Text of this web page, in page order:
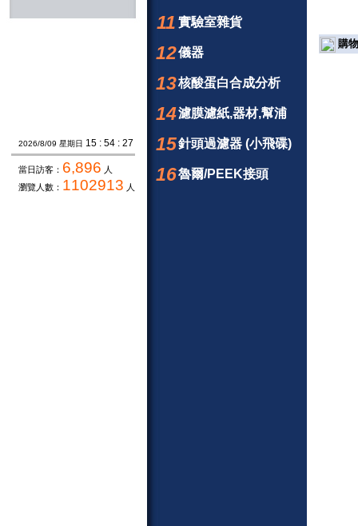
2026/8/09 星期日 15 : 54 : 28
當日訪客： 6,896 人
瀏覽人數： 1102913 人
11 實驗室雜貨
12儀器
13核酸蛋白合成分析
14濾膜濾紙,器材,幫浦
15針頭過濾器 (小飛碟)
16魯爾/PEEK接頭
購